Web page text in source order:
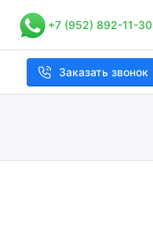
+7 (952) 892-11-30
Заказать звонок